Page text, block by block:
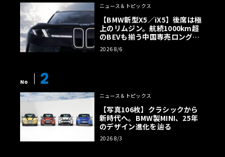
ニュース＆トピックス
【BMW新型X5／iX5】後席は極
上のリムジン。航続1000km超
のBEVも揃う中国専売ロング仕
様の全貌
2026 8/6
No 2
ニュース＆トピックス
【写真106枚】クラシックから
新時代へ。BMW製MINI、25年
のデザイン進化を辿る
2026 8/3